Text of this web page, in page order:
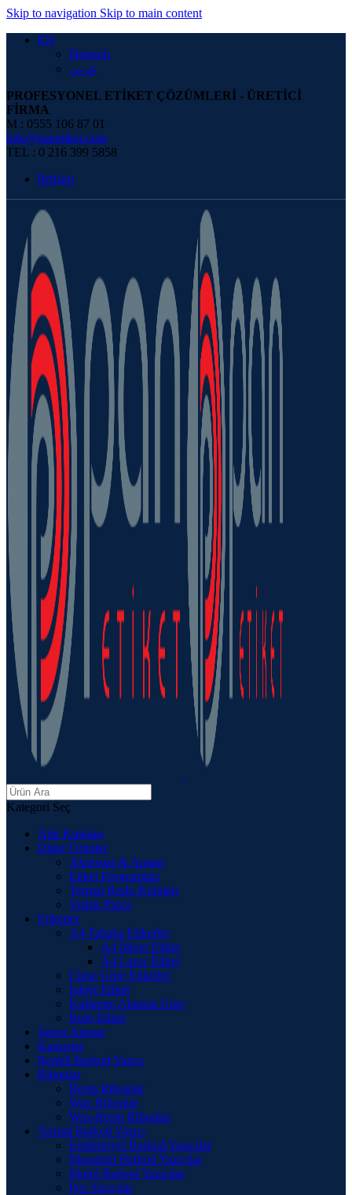
Skip to navigation Skip to main content
EN
Deutsch
عربي
PROFESYONEL ETİKET ÇÖZÜMLERİ - ÜRETİCİ
FİRMA
M : 0555 106 87 01
info@panetiket.com
TEL : 0 216 399 5858
İletişim
Kategori Seç
Atık Kutuları
Diğer Ürünler
Aksesuar & Aparat
Etiket Programları
Termal Baskı Kafaları
Yedek Parça
Etiketler
A4 Tabaka Etiketler
A4 İnkjet Etiket
A4 Lazer Etiket
Cinse Göre Etiketler
İnkjet Etiket
Kullanım Alanına Göre
Rulo Etiket
Japon Akmaz
Kartuşlar
Renkli Barkod Yazıcı
Ribonlar
Resin Ribonlar
Wax Ribonlar
Wax-Resin Ribonlar
Termal Barkod Yazıcı
Endüstriyel Barkod Yazıcılar
Masaüstü Barkod Yazıcılar
Mobil Barkod Yazıcılar
Pos Yazıcılar